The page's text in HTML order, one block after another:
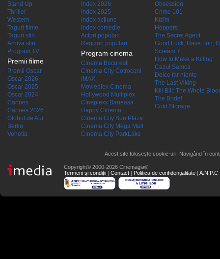
Stand Up
Thriller
Western
Taguri filme
Taguri stiri
Arhiva stiri
Program TV
Premii filme
Premii Oscar
Oscar 2026
Oscar 2025
Oscar 2024
Cannes
Cannes 2026
Globul de Aur
Berlin
Venetia
Index 2026
Index 2025
Index acţiune
Index comedie
Actori populari
Regizori populari
Program cinema
Cinema Bucuresti
Cinema City Cotroceni
IMAX
Movieplex Cinema
Hollywood Multiplex
Cineplexx Baneasa
Happy Cinema
Cinema City Sun Plaza
Cinema City Mega Mall
Cinema City ParkLake
Obsession
Crime 101
Kîzîm
Hoppers
The Secret Agent
Good Luck, Have Fun,
Scream 7
How to Make a Killing
Cazul Samca
Dolce far niente
The Last Viking
Kill Bill: The Whole
The Bride!
Cold Storage
Acest site folosește cookie-uri. Navigând în
Copyright© 2000-2026 Cinemagia®
Termeni şi condiţii | Contact | Politica de confidențialitate | A.N.P.C